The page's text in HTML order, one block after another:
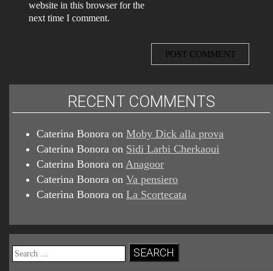
RECENT COMMENTS
Moby Dick alla prova
Sidi Larbi Cherkaoui
Caterina BonoraonVa pensiero
Caterina Bonoraon La Scortecata
Search
for:
© 2026 Opera & Ballet at Home in
Streaming BLoggione.cOM